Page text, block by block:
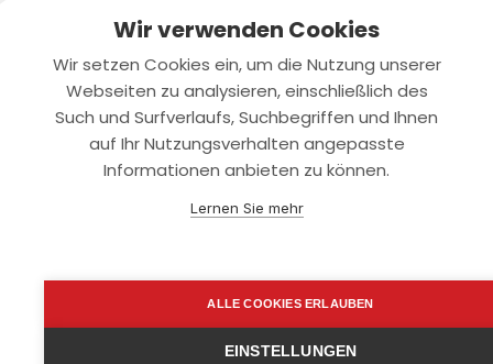
Rechtliches
Datenschutz
support@smartkuendigen.de
Wir verwenden Cookies
Wir setzen Cookies ein, um die Nutzung unserer
Webseiten zu analysieren, einschließlich des
Such und Surfverlaufs, Suchbegriffen und Ihnen
auf Ihr Nutzungsverhalten angepasste
Informationen anbieten zu können.
Lernen Sie mehr
ALLE COOKIES ERLAUBEN
EINSTELLUNGEN